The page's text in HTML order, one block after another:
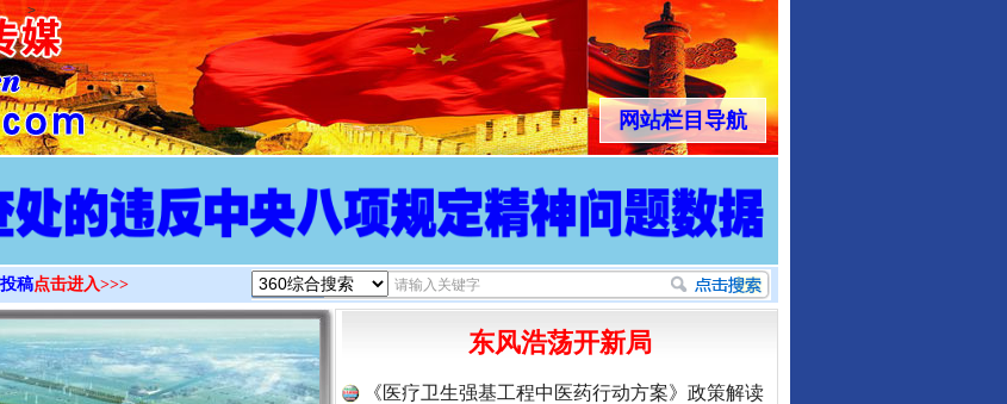
>
网站栏目导航
稿点击进入>>>
东风浩荡开新局
《医疗卫生强基工程中医药行动方案》政策解读